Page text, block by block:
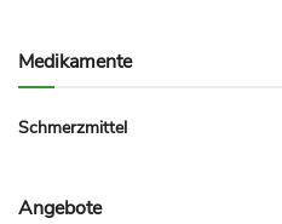
Medikamente
Schmerzmittel
Angebote